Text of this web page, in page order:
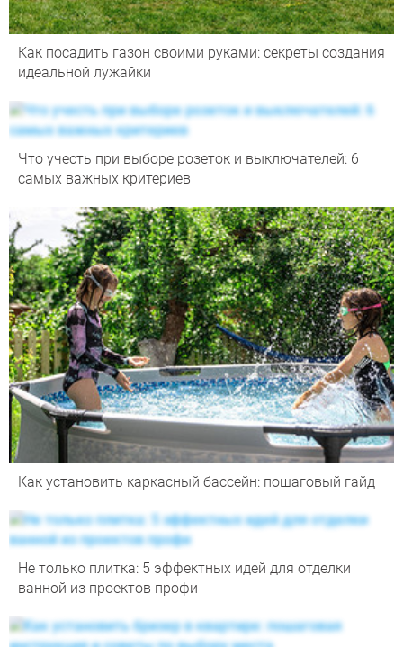
Как посадить газон своими руками: секреты создания
идеальной лужайки
Что учесть при выборе розеток и выключателей: 6
самых важных критериев
Как установить каркасный бассейн: пошаговый гайд
Не только плитка: 5 эффектных идей для отделки
ванной из проектов профи